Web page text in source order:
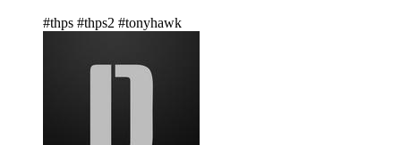
#thps #thps2 #tonyhawk